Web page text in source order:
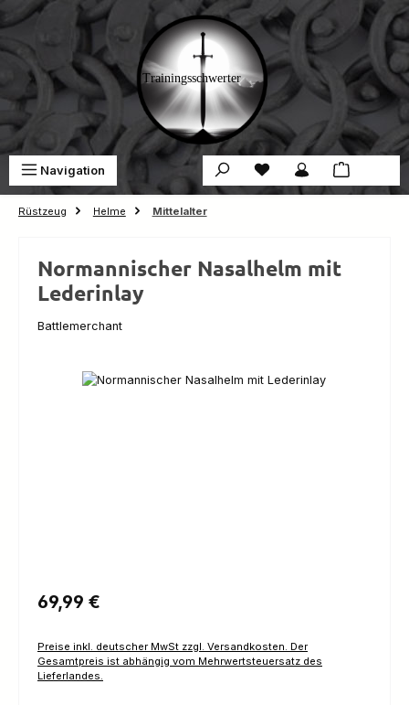
Zum Hauptinhalt springen
Navigation Du hast 0 Produkte auf
Rüstzeug Helme Mittelalter
Normannischer Nasalhelm mit
Lederinlay
Battlemerchant
Bildergalerie überspringen
Regulärer Preis:
69,99 €
Preise inkl. deutscher MwSt zzgl. Versandkosten. Der
Gesamtpreis ist abhängig vom Mehrwertsteuersatz des
Lieferlandes.